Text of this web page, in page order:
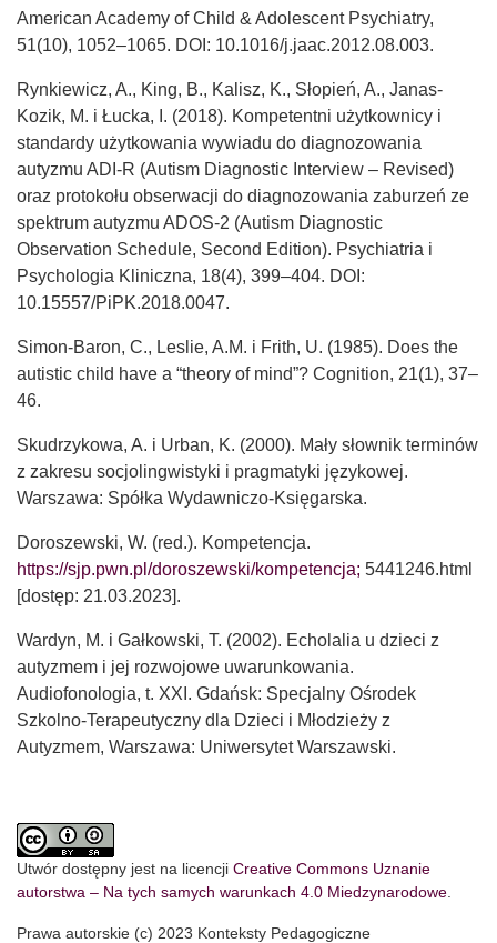
American Academy of Child & Adolescent Psychiatry,
51(10), 1052–1065. DOI: 10.1016/j.jaac.2012.08.003.
Rynkiewicz, A., King, B., Kalisz, K., Słopień, A., Janas-
Kozik, M. i Łucka, I. (2018). Kompetentni użytkownicy i
standardy użytkowania wywiadu do diagnozowania
autyzmu ADI-R (Autism Diagnostic Interview – Revised)
oraz protokołu obserwacji do diagnozowania zaburzeń ze
spektrum autyzmu ADOS-2 (Autism Diagnostic
Observation Schedule, Second Edition). Psychiatria i
Psychologia Kliniczna, 18(4), 399–404. DOI:
10.15557/PiPK.2018.0047.
Simon-Baron, C., Leslie, A.M. i Frith, U. (1985). Does the
autistic child have a “theory of mind”? Cognition, 21(1), 37–
46.
Skudrzykowa, A. i Urban, K. (2000). Mały słownik terminów
z zakresu socjolingwistyki i pragmatyki językowej.
Warszawa: Spółka Wydawniczo-Księgarska.
Doroszewski, W. (red.). Kompetencja.
https://sjp.pwn.pl/doroszewski/kompetencja; 5441246.html
[dostęp: 21.03.2023].
Wardyn, M. i Gałkowski, T. (2002). Echolalia u dzieci z
autyzmem i jej rozwojowe uwarunkowania.
Audiofonologia, t. XXI. Gdańsk: Specjalny Ośrodek
Szkolno-Terapeutyczny dla Dzieci i Młodzieży z
Autyzmem, Warszawa: Uniwersytet Warszawski.
Utwór dostępny jest na licencji Creative Commons Uznanie
autorstwa – Na tych samych warunkach 4.0 Miedzynarodowe
Prawa autorskie (c) 2023 Konteksty Pedagogiczne